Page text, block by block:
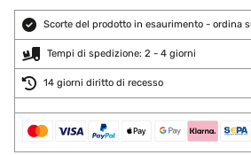
Scorte del prodotto in esaurimento - ordina
Tempi di spedizione: 2 - 4 giorni
14 giorni diritto di recesso